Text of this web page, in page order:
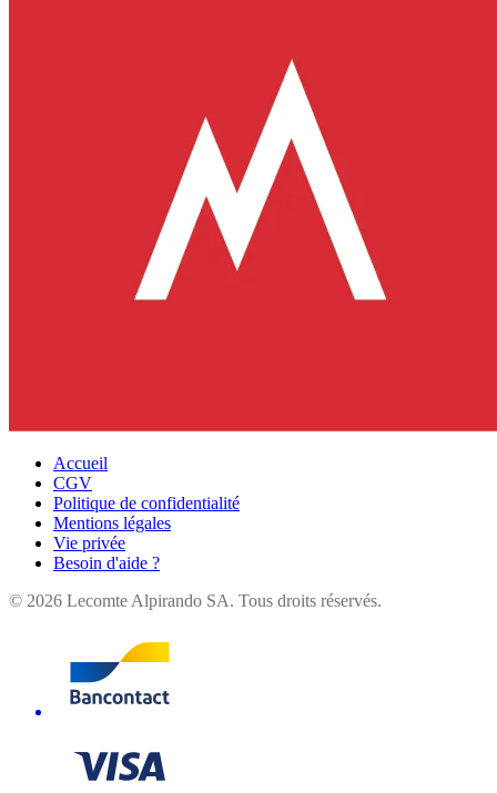
Accueil
CGV
Politique de confidentialité
Mentions légales
Vie privée
Besoin d'aide ?
© 2026 Lecomte Alpirando SA. Tous droits réservés.